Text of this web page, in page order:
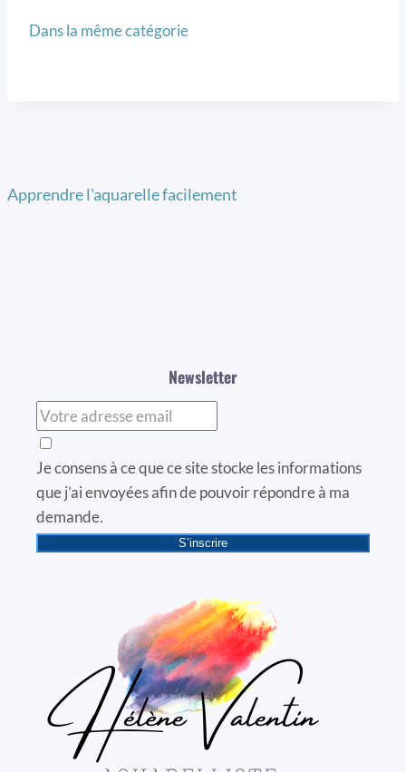
Dans la même catégorie
Apprendre l'aquarelle facilement
Newsletter
Je consens à ce que ce site stocke les informations
que j’ai envoyées afin de pouvoir répondre à ma
demande.
S’inscrire